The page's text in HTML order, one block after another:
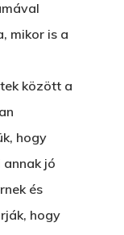
mikor is a
között a
hogy
annak jó
és
hogy